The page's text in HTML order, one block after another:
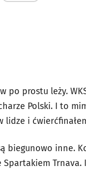
po prostu leży.
Polski. I to
i
biegunowo inne.